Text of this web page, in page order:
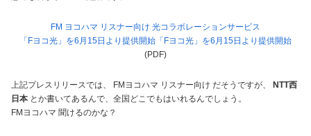
FM ヨコハマ リスナー向け 光コラボレーションサービス
「Fヨコ光」を6月15日より提供開始「Fヨコ光」を6月15日より提供開始
(PDF)
上記プレスリリースでは、 FMヨコハマ リスナー向け だそうですが、
NTT西
日本 とか書いてあるんで、全国どこでもはいれるんでしょう。
FMヨコハマ 聞けるのかな？